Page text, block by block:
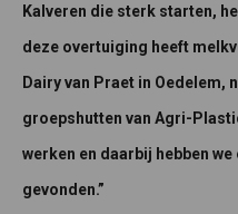
Kalveren die sterk starten,
deze overtuiging heeft
Dairy van Praet in Oedelem,
groepshutten van Agri-
werken en daarbij hebben
gevonden.”